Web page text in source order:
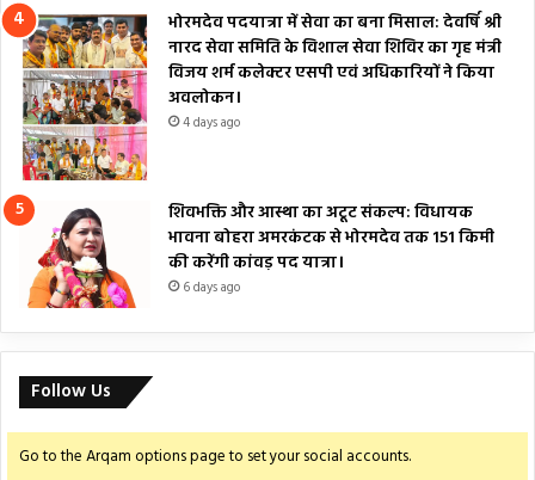
भोरमदेव पदयात्रा में सेवा का बना मिसाल: देवर्षि श्री
नारद सेवा समिति के विशाल सेवा शिविर का गृह मंत्री
विजय शर्म कलेक्टर एसपी एवं अधिकारियों ने किया
अवलोकन।
4 days ago
शिवभक्ति और आस्था का अटूट संकल्प: विधायक
भावना बोहरा अमरकंटक से भोरमदेव तक 151 किमी
की करेंगी कांवड़ पद यात्रा।
6 days ago
Follow Us
Go to the Arqam options page to set your social accounts.